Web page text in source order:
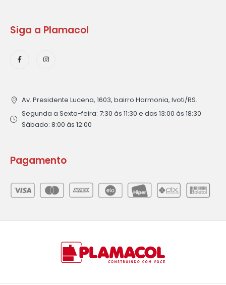
Siga a Plamacol
Av. Presidente Lucena, 1603, bairro Harmonia, Ivoti/RS.
Segunda a Sexta-feira: 7:30 às 11:30 e das 13:00 às 18:30
Sábado: 8:00 às 12:00
Pagamento